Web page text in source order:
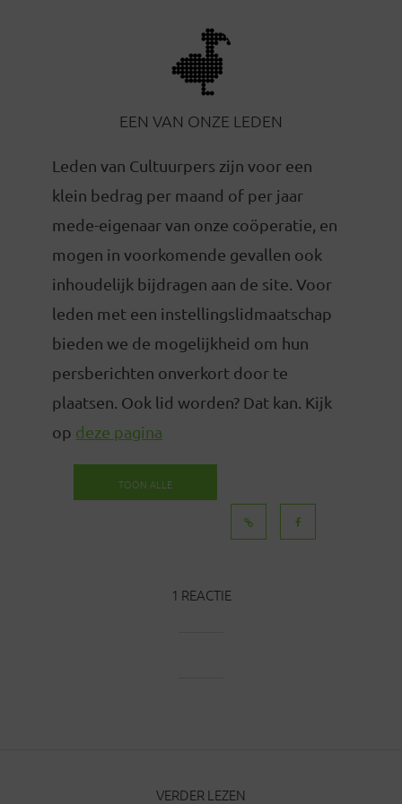
EEN VAN ONZE LEDEN
Leden van Cultuurpers zijn voor een
klein bedrag per maand of per jaar
mede-eigenaar van onze coöperatie, en
mogen in voorkomende gevallen ook
inhoudelijk bijdragen aan de site. Voor
leden met een instellingslidmaatschap
bieden we de mogelijkheid om hun
persberichten onverkort door te
plaatsen. Ook lid worden? Dat kan. Kijk
op deze pagina
TOON ALLE
1 REACTIE
VERDER LEZEN